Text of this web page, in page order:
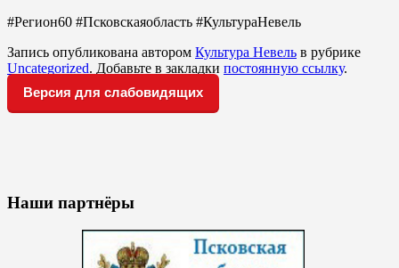
#Регион60 #Псковскаяобласть #КультураНевель
Запись опубликована автором Культура Невель в рубрике
Uncategorized. Добавьте в закладки постоянную ссылку.
Версия для слабовидящих
Наши партнёры